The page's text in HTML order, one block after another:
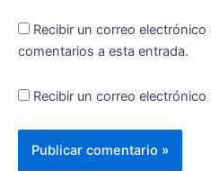
Recibir un correo
comentarios a esta entrada.
Recibir un correo